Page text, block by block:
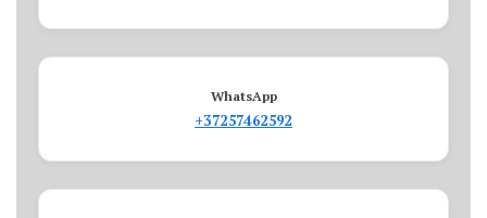
WhatsApp
+37257462592